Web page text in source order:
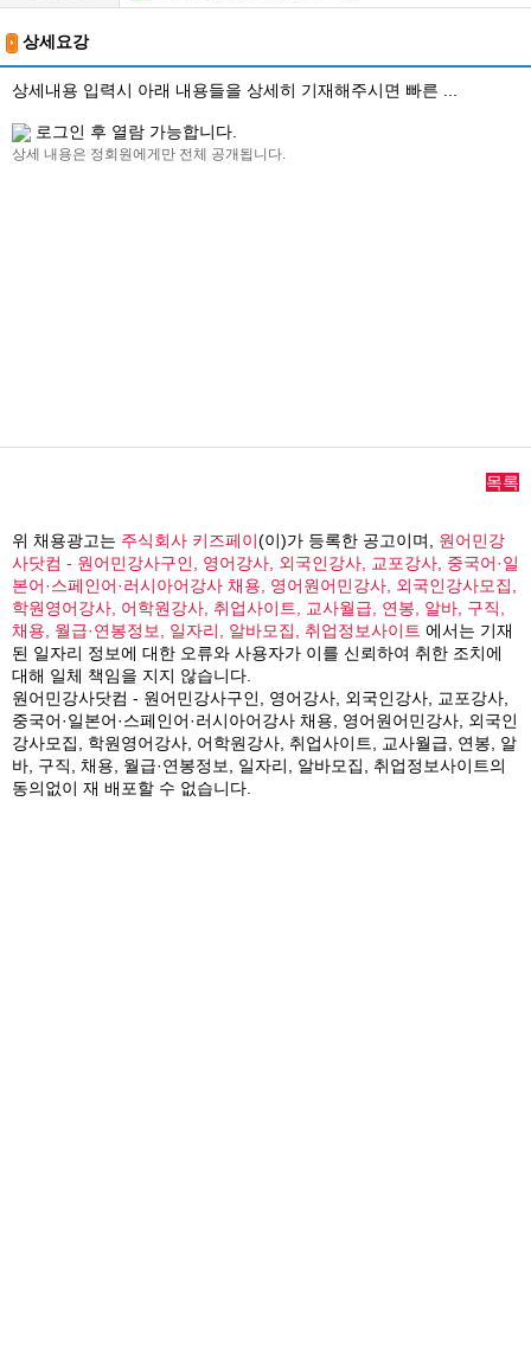
상세요강
상세내용 입력시 아래 내용들을 상세히 기재해주시면 빠른 ...
로그인 후 열람 가능합니다.
상세 내용은 정회원에게만 전체 공개됩니다.
목록
위 채용광고는 주식회사 키즈페이(이)가 등록한 공고이며, 원어민강
사닷컴 - 원어민강사구인, 영어강사, 외국인강사, 교포강사, 중국어·일
본어·스페인어·러시아어강사 채용, 영어원어민강사, 외국인강사모집,
학원영어강사, 어학원강사, 취업사이트, 교사월급, 연봉, 알바, 구직,
채용, 월급·연봉정보, 일자리, 알바모집, 취업정보사이트 에서는 기재
된 일자리 정보에 대한 오류와 사용자가 이를 신뢰하여 취한 조치에
대해 일체 책임을 지지 않습니다.
원어민강사닷컴 - 원어민강사구인, 영어강사, 외국인강사, 교포강사,
중국어·일본어·스페인어·러시아어강사 채용, 영어원어민강사, 외국인
강사모집, 학원영어강사, 어학원강사, 취업사이트, 교사월급, 연봉, 알
바, 구직, 채용, 월급·연봉정보, 일자리, 알바모집, 취업정보사이트의
동의없이 재 배포할 수 없습니다.